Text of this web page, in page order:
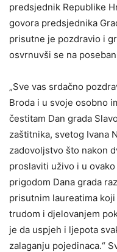
predsjednik Republike
govora predsjednika
prisutne je pozdravio i
osvrnuvši se na
„Sve vas srdačno
Broda i u svoje osobno
čestitam Dan grada
zaštitnika, svetog Ivana
zadovoljstvo što nakon
proslaviti uživo i u
prigodom Dana grada
prisutnim laureatima
trudom i djelovanjem
je da uspjeh i ljepota
zalaganju pojedinaca.“